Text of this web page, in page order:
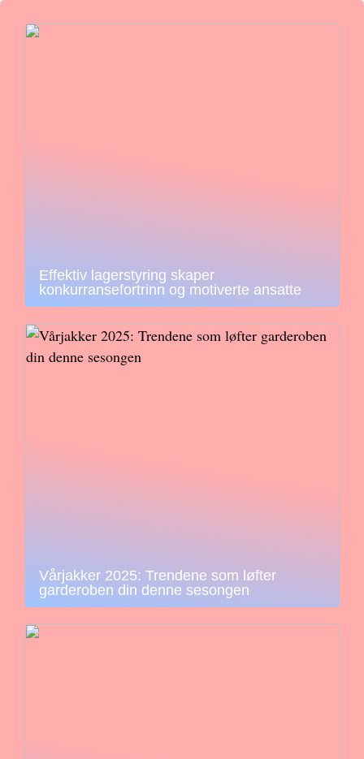
Effektiv lagerstyring skaper
konkurransefortrinn og motiverte ansatte
Vårjakker 2025: Trendene som løfter
garderoben din denne sesongen